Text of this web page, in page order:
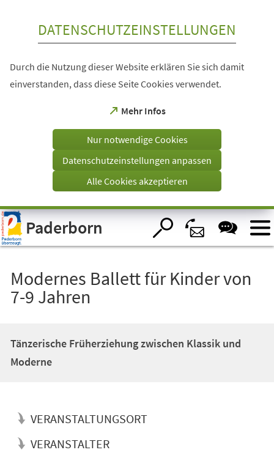
Visuelle
Assistenzsoftware
öffnen.
DATENSCHUTZEINSTELLUNGEN
Durch die Nutzung dieser Website erklären Sie sich damit
einverstanden, dass diese Seite Cookies verwendet.
Mehr Infos
(Öffnet
einem
Tab)
Nur notwendige Cookies
Datenschutzeinstellungen anpassen
Alle Cookies akzeptieren
Paderborn
Modernes Ballett für Kinder von
7-9 Jahren
Tänzerische Früherziehung zwischen Klassik und
Moderne
VERANSTALTUNGSORT
VERANSTALTER